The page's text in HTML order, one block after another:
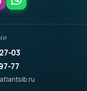
03
77